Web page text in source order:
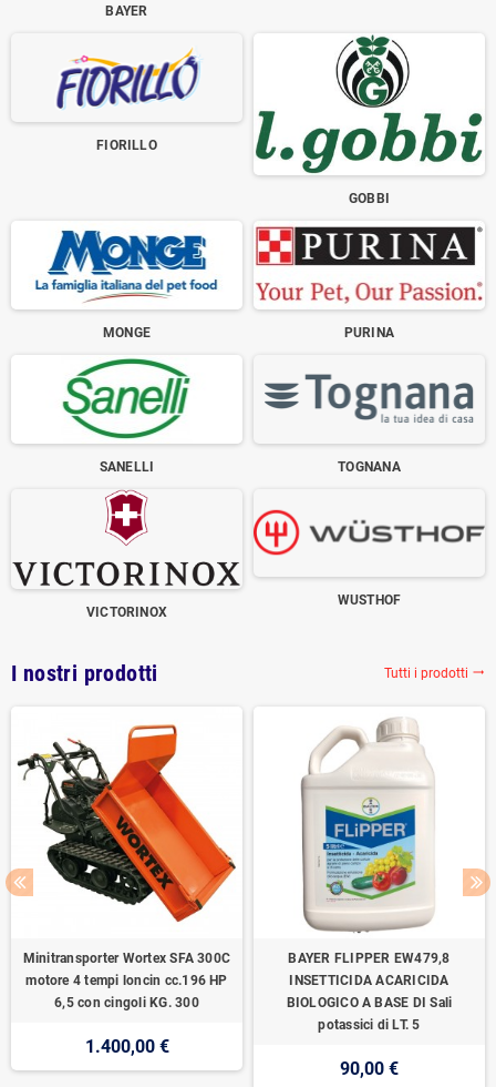
BAYER
FIORILLO
GOBBI
MONGE PURINA
SANELLI TOGNANA
VICTORINOX
WUSTHOF
I nostri prodotti Tutti i prodotti trending_flat
Minitransporter Wortex SFA 300C
motore 4 tempi loncin cc.196 HP
6,5 con cingoli KG. 300
1.400,00 €
BAYER FLIPPER EW479,8
INSETTICIDA ACARICIDA
BIOLOGICO A BASE DI Sali
potassici di LT. 5
90,00 €